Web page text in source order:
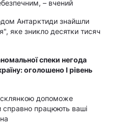
– вчений
Антарктиди знайшли
яке зникло десятки тисяч
спеки негода
оголошено І рівень
склянкою допоможе
справно працюють ваші